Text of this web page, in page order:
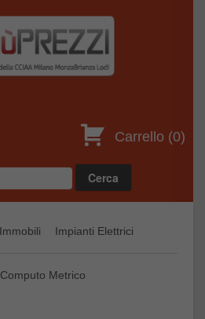
Carrello (0)
Immobili Impianti Elettrici
Computo Metrico